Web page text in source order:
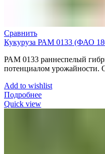
Сравнить
Кукуруза РАМ 0133 (ФАО
РАМ 0133 раннеспелый
потенциалом урожайности.
Add to wishlist
Подробнее
Quick view